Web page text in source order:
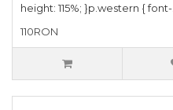
height: 115%; }p.western { font-..
110RON